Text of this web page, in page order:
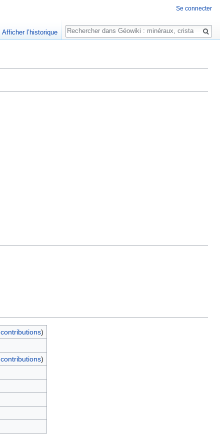
contributions)
contributions)
Se connecter
Afficher l’historique
Rechercher